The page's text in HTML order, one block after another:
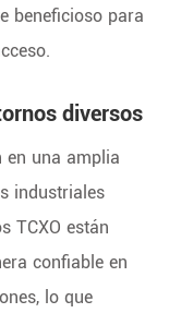
beneficioso para
diversos
en una amplia
industriales
TCXO están
confiable en
lo que